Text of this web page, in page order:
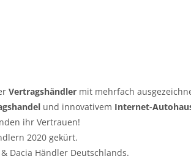
Vertragshändler mit mehrfach
und innovativem Internet-
ihr Vertrauen!
2020 gekürt.
Dacia Händler Deutschlands.